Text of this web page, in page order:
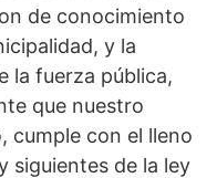
de conocimiento
y la
la fuerza pública,
que nuestro
cumple con el lleno
siguientes de la ley